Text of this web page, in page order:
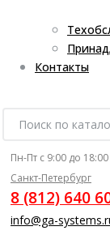
Контакты
Пн-Пт с 9:00 до 18:00
Санкт-Петербург
8 (812) 640
info@ga-